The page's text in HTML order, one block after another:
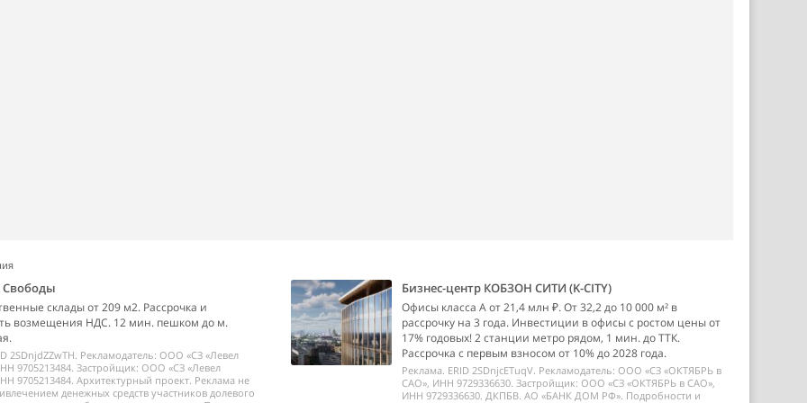
Свободы
склады от 209 м2. Рассрочка и
возмещения НДС. 12 мин. пешком до м.
2SDnjdZZwTH. Рекламодатель: ООО «СЗ «Левел
9705213484. Застройщик: ООО «СЗ «Левел
9705213484. Архитектурный проект. Реклама не
денежных средств участников долевого
Бизнес-центр КОБЗОН СИТИ (K-CITY)
Офисы класса А от 21,4 млн ₽. От 32,2 до 10 000 м² в
рассрочку на 3 года. Инвестиции в офисы с ростом цены от
17% годовых! 2 станции метро рядом, 1 мин. до ТТК.
Рассрочка с первым взносом от 10% до 2028 года.
Реклама. ERID 2SDnjcETuqV. Рекламодатель: ООО «СЗ «ОКТЯБРЬ в
САО», ИНН 9729336630. Застройщик: ООО «СЗ «ОКТЯБРЬ в САО»,
ИНН 9729336630. ДКПБВ. АО «БАНК ДОМ РФ». Подробности и